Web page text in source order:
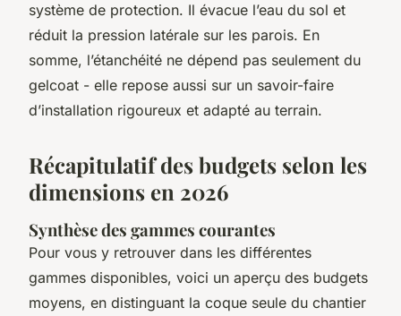
système de protection. Il évacue l’eau du sol et
réduit la pression latérale sur les parois. En
somme, l’étanchéité ne dépend pas seulement du
gelcoat - elle repose aussi sur un savoir-faire
d’installation rigoureux et adapté au terrain.
Récapitulatif des budgets selon les
dimensions en 2026
Synthèse des gammes courantes
Pour vous y retrouver dans les différentes
gammes disponibles, voici un aperçu des budgets
moyens, en distinguant la coque seule du chantier